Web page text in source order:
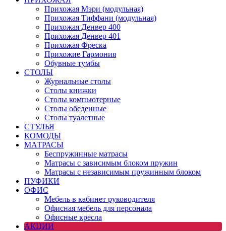
Прихожая Мэри (модульная)
Прихожая Тиффани (модульная)
Прихожая Денвер 400
Прихожая Денвер 401
Прихожая Фреска
Прихожие Гармония
Обувные тумбы
СТОЛЫ
Журнальные столы
Столы книжки
Столы компьютерные
Столы обеденные
Столы туалетные
СТУЛЬЯ
КОМОДЫ
МАТРАСЫ
Беспружинные матрасы
Матрасы с зависимым блоком пружин
Матрасы с независимым пружинным блоком
ПУФИКИ
ОФИС
Мебель в кабинет руководителя
Офисная мебель для персонала
Офисные кресла
АКЦИИ